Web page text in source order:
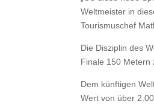
Weltmeister in
Tourismuschef
Die Disziplin des
Finale 150 Metern
Dem künftigen
Wert von über